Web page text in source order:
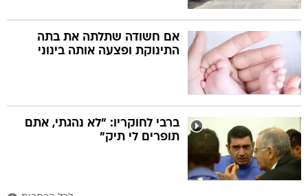
אם חשודה שתלתה את בתה
התינוקת ופצעה אותה בינוני
ברבי לחוקריו: "לא נהגתי, אתם
תופרים לי תיק"